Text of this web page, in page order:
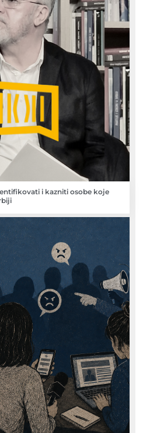
i kazniti osobe koje